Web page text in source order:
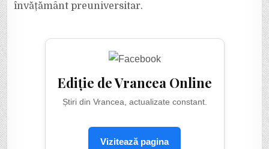
învățământ preuniversitar.
Ediție de Vrancea Online
Știri din Vrancea, actualizate constant.
Vizitează pagina